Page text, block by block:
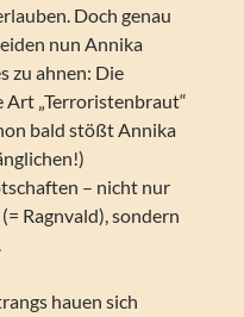
Doch genau
nun Annika
zu ahnen: Die
Art „Terroristenbraut“
bald stößt Annika
– nicht nur
Ragnvald), sondern
hauen sich